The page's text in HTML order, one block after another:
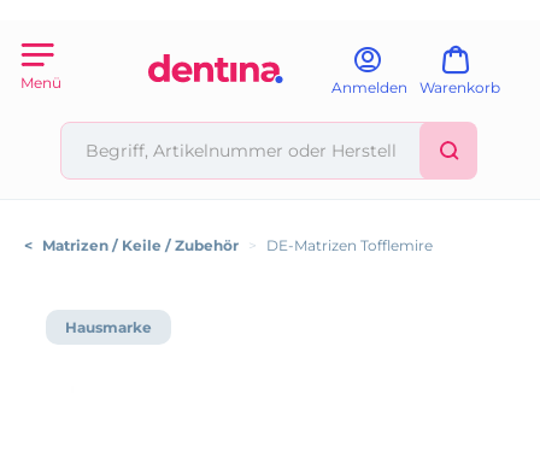
Menü Anmelden Warenkorb
< Matrizen / Keile / Zubehör > DE-Matrizen Tofflemire
Hausmarke